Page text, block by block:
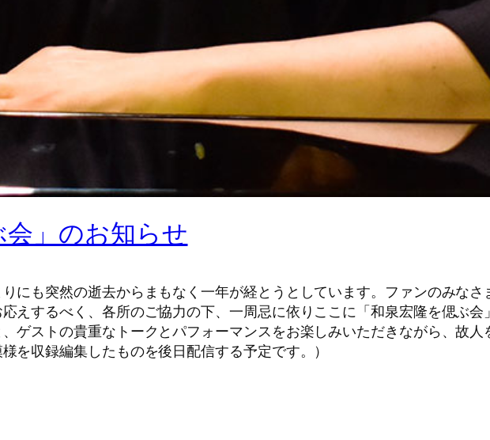
会」のお知らせ
にも突然の逝去からまもなく一年が経とうとしています。ファンのみな
えするべく、各所のご協力の下、一周忌に依りここに「和泉宏隆を偲ぶ会
ゲストの貴重なトークとパフォーマンスをお楽しみいただきながら、故
を収録編集したものを後日配信する予定です。）